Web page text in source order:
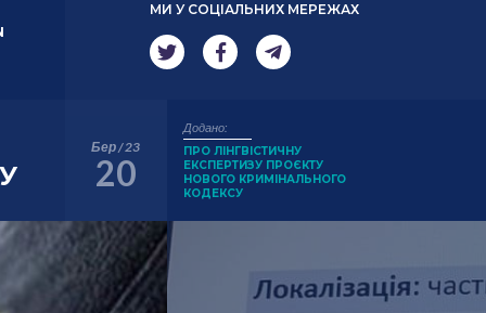
МИ У СОЦІАЛЬНИХ МЕРЕЖАХ
Бер / 23
20
Додано:
ПРО ЛІНГВІСТИЧНУ
ЕКСПЕРТИЗУ ПРОЄКТУ
НОВОГО КРИМІНАЛЬНОГО
КОДЕКСУ